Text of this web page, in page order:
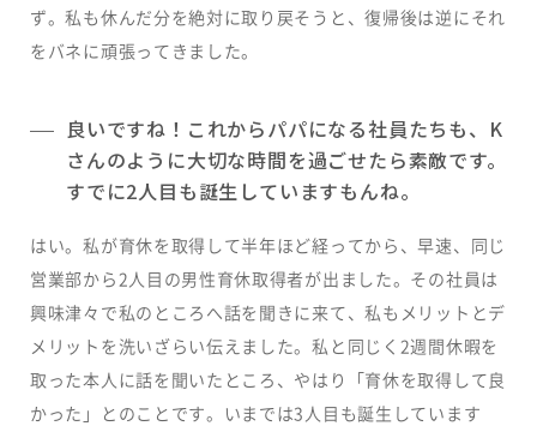
ず。私も休んだ分を絶対に取り戻そうと、復帰後は逆にそれ
をバネに頑張ってきました。
良いですね！これからパパになる社員たちも、K
さんのように大切な時間を過ごせたら素敵です。
すでに2人目も誕生していますもんね。
はい。私が育休を取得して半年ほど経ってから、早速、同じ
営業部から2人目の男性育休取得者が出ました。その社員は
興味津々で私のところへ話を聞きに来て、私もメリットとデ
メリットを洗いざらい伝えました。私と同じく2週間休暇を
取った本人に話を聞いたところ、やはり「育休を取得して良
かった」とのことです。いまでは3人目も誕生しています